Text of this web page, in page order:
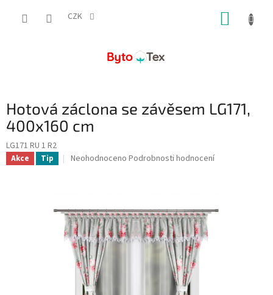
CZK
Hotová záclona se závěsem LG171,
400x160 cm
LG171 RU 1 R2
Akce Tip
Průměrné
z
5
hvězdiček.
Neohodnoceno Podrobnosti hodnocení